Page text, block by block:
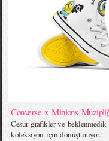
Converse x Minions
Cesur grafikler ve
koleksiyon için dönüştürüyor.